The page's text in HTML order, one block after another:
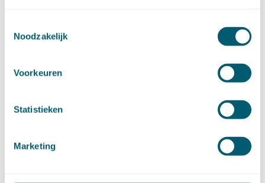
Noodzakelijk
Voorkeuren
Statistieken
Marketing
oktober (17)
september (9)
juli (8)
april (18)
februari (17)